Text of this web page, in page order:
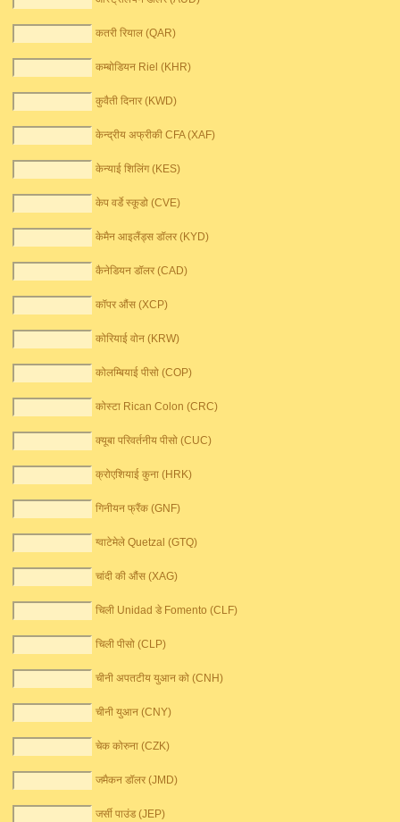
कतरी रियाल (QAR)
कम्बोडियन Riel (KHR)
कुवैती दिनार (KWD)
केन्द्रीय अफ्रीकी CFA (XAF)
केन्याई शिलिंग (KES)
केप वर्डे स्कूडो (CVE)
केमैन आइलैंड्स डॉलर (KYD)
कैनेडियन डॉलर (CAD)
कॉपर औंस (XCP)
कोरियाई वोन (KRW)
कोलम्बियाई पीसो (COP)
कोस्टा Rican Colon (CRC)
क्यूबा परिवर्तनीय पीसो (CUC)
क्रोएशियाई कुना (HRK)
गिनीयन फ्रैंक (GNF)
ग्वाटेमेले Quetzal (GTQ)
चांदी की औंस (XAG)
चिली Unidad डे Fomento (CLF)
चिली पीसो (CLP)
चीनी अपतटीय युआन को (CNH)
चीनी युआन (CNY)
चेक कोरुना (CZK)
जमैकन डॉलर (JMD)
जर्सी पाउंड (JEP)